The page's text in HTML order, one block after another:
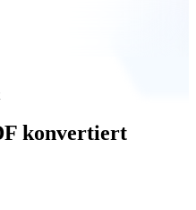
konvertiert